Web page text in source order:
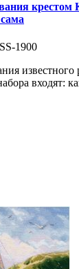
крестом
1900
известного
входят: